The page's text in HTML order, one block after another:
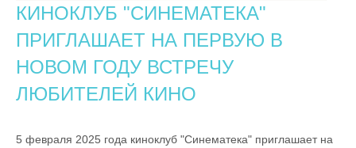
КИНОКЛУБ "СИНЕМАТЕКА"
ПРИГЛАШАЕТ НА ПЕРВУЮ В
НОВОМ ГОДУ ВСТРЕЧУ
ЛЮБИТЕЛЕЙ КИНО
5 февраля 2025 года киноклуб "Синематека" приглашает на